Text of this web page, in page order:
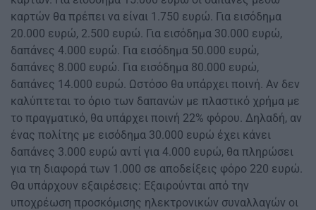
καρτών θα πρέπει να είναι 1.750 ευρώ. Για εισόδημα
20.000 ευρώ, 2.500 ευρώ. Για εισόδημα 30.000 ευρώ,
δαπάνες 4.000 ευρώ. Για εισόδημα 50.000 ευρώ,
δαπάνες 8.000 ευρώ. Για εισόδημα 80.000 ευρώ,
δαπάνες 14.000 ευρώ. Ωστόσο θα υπάρχει ποινή. Αν δεν
καλύπτεται το όριο των δαπανών με πλαστικό χρήμα με
το πραγματικό, θα υπάρχει ποινή 22% φόρου. Δηλαδή, αν
ένας πολίτης με εισόδημα 30.000 ευρώ έχει κάνει
δαπάνες 3.000 ευρώ αντί για 4.000 ευρώ, θα πληρώσει
για τη διαφορά των 1.000 σε αποδείξεις φόρο 220 ευρώ.
Θα υπάρχουν εξαιρέσεις: Εξαιρούνται από την
υποχρέωση προσκόμισης ηλεκτρονικών συναλλαγών οι